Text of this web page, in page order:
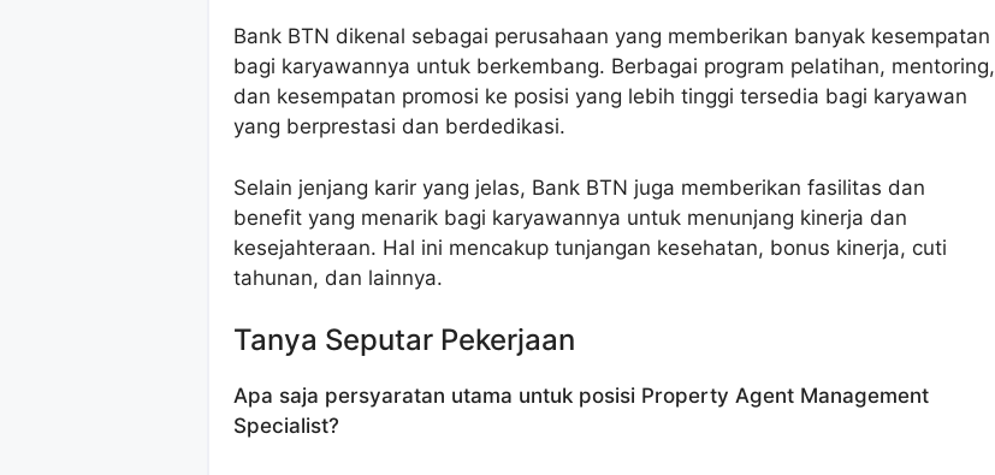
Bank BTN dikenal sebagai perusahaan yang memberikan banyak kesempatan
bagi karyawannya untuk berkembang. Berbagai program pelatihan, mentoring,
dan kesempatan promosi ke posisi yang lebih tinggi tersedia bagi karyawan
yang berprestasi dan berdedikasi.
Selain jenjang karir yang jelas, Bank BTN juga memberikan fasilitas dan
benefit yang menarik bagi karyawannya untuk menunjang kinerja dan
kesejahteraan. Hal ini mencakup tunjangan kesehatan, bonus kinerja, cuti
tahunan, dan lainnya.
Tanya Seputar Pekerjaan
Apa saja persyaratan utama untuk posisi Property Agent Management
Specialist?